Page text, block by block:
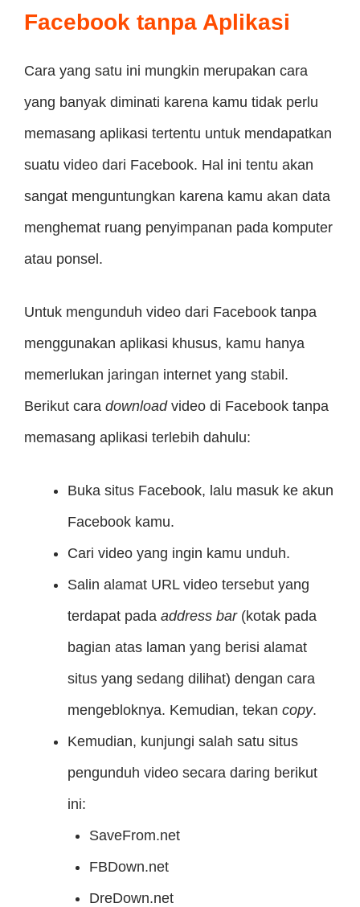
Facebook tanpa Aplikasi
Cara yang satu ini mungkin merupakan cara
yang banyak diminati karena kamu tidak perlu
memasang aplikasi tertentu untuk mendapatkan
suatu video dari Facebook. Hal ini tentu akan
sangat menguntungkan karena kamu akan data
menghemat ruang penyimpanan pada komputer
atau ponsel.
Untuk mengunduh video dari Facebook tanpa
menggunakan aplikasi khusus, kamu hanya
memerlukan jaringan internet yang stabil.
Berikut cara downloadvideo di Facebook tanpa
memasang aplikasi terlebih dahulu:
Buka situs Facebook, lalu masuk ke akun
Facebook kamu.
Cari video yang ingin kamu unduh.
Salin alamat URL video tersebut yang
terdapat pada address bar(kotak pada
bagian atas laman yang berisi alamat
situs yang sedang dilihat) dengan cara
mengebloknya. Kemudian, tekan copy.
Kemudian, kunjungi salah satu situs
pengunduh video secara daring berikut
ini:
SaveFrom.net
FBDown.net
DreDown.net